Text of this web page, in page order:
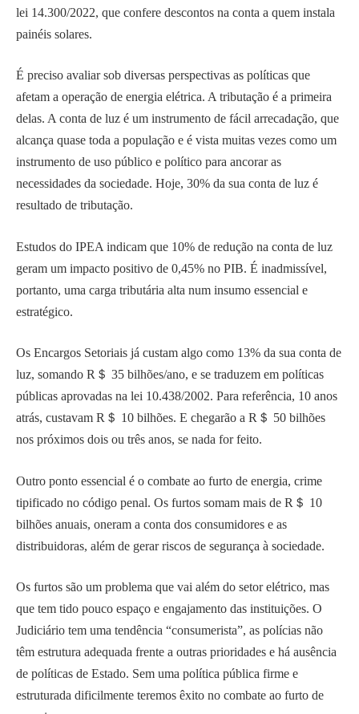
lei 14.300/2022, que confere descontos na conta a quem instala
painéis solares.
É preciso avaliar sob diversas perspectivas as políticas que
afetam a operação de energia elétrica. A tributação é a primeira
delas. A conta de luz é um instrumento de fácil arrecadação, que
alcança quase toda a população e é vista muitas vezes como um
instrumento de uso público e político para ancorar as
necessidades da sociedade. Hoje, 30% da sua conta de luz é
resultado de tributação.
Estudos do IPEA indicam que 10% de redução na conta de luz
geram um impacto positivo de 0,45% no PIB. É inadmissível,
portanto, uma carga tributária alta num insumo essencial e
estratégico.
Os Encargos Setoriais já custam algo como 13% da sua conta de
luz, somando R＄ 35 bilhões/ano, e se traduzem em políticas
públicas aprovadas na lei 10.438/2002. Para referência, 10 anos
atrás, custavam R＄ 10 bilhões. E chegarão a R＄ 50 bilhões
nos próximos dois ou três anos, se nada for feito.
Outro ponto essencial é o combate ao furto de energia, crime
tipificado no código penal. Os furtos somam mais de R＄ 10
bilhões anuais, oneram a conta dos consumidores e as
distribuidoras, além de gerar riscos de segurança à sociedade.
Os furtos são um problema que vai além do setor elétrico, mas
que tem tido pouco espaço e engajamento das instituições. O
Judiciário tem uma tendência “consumerista”, as polícias não
têm estrutura adequada frente a outras prioridades e há ausência
de políticas de Estado. Sem uma política pública firme e
estruturada dificilmente teremos êxito no combate ao furto de